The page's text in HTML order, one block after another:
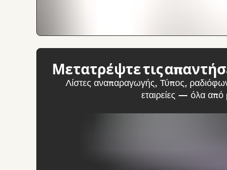
Μετατρέψτε τις
Λίστες αναπαραγωγής, Τύπος,
εταιρείες — όλα από